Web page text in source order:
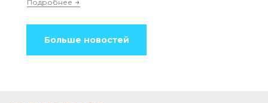
Подробнее
Больше новостей